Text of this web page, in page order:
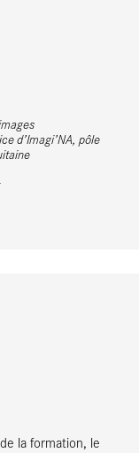
d’Imagi’NA, pôle
la formation, le